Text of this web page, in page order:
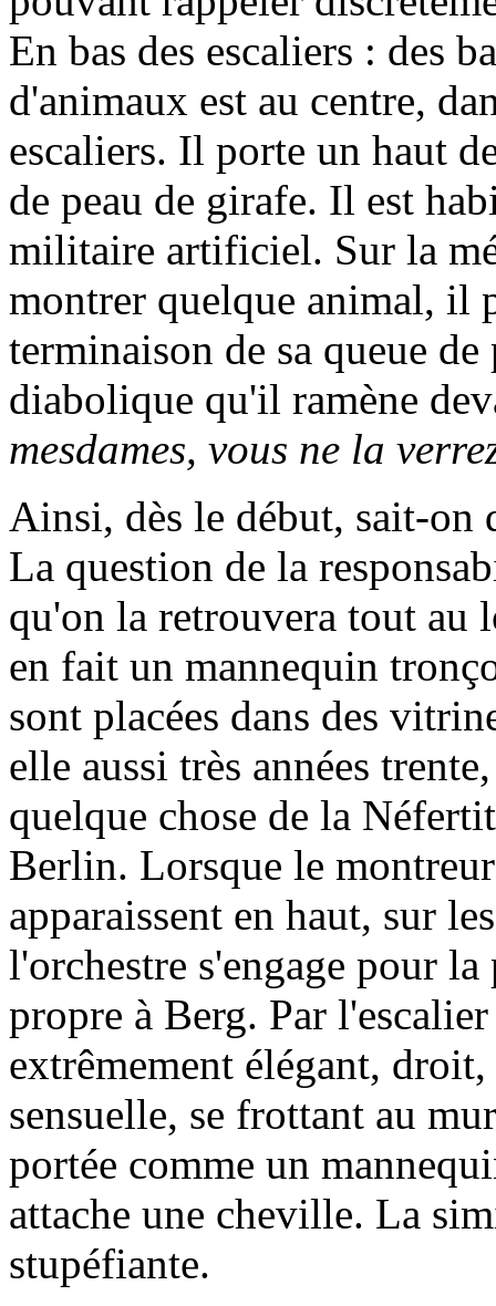
En bas des escaliers : des
d'animaux est au centre,
escaliers. Il porte un haut
de peau de girafe. Il est
militaire artificiel. Sur la
montrer quelque animal, il
terminaison de sa queue
diabolique qu'il ramène
mesdames, vous ne la
Ainsi, dès le début, sait-on
La question de la
qu'on la retrouvera tout au
en fait un mannequin
sont placées dans des
elle aussi très années
quelque chose de la
Berlin. Lorsque le
apparaissent en haut, sur
l'orchestre s'engage pour
propre à Berg. Par
extrêmement élégant,
sensuelle, se frottant au
portée comme un
attache une cheville. La
stupéfiante.